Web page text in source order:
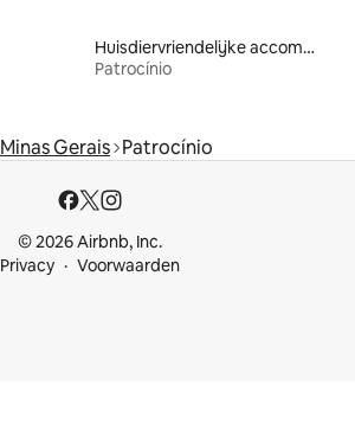
Huisdiervriendelijke accommodaties
Patrocínio
Minas Gerais Patrocínio
© 2026 Airbnb, Inc.
Privacy
Voorwaarden